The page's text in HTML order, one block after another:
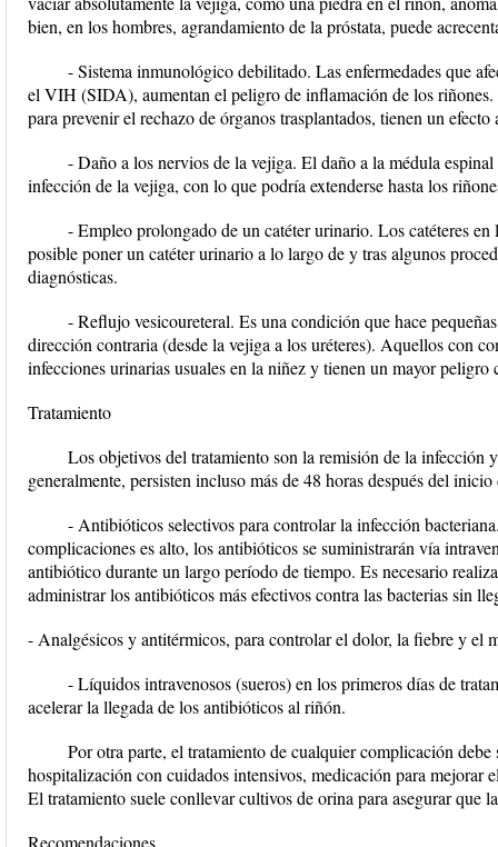
bien, en los hombres, agrandamiento de la próstata, puede
- Sistema inmunológico debilitado. Las enfermedades que
el VIH (SIDA), aumentan el peligro de inflamación de los riñones.
para prevenir el rechazo de órganos trasplantados, tienen un efecto
- Daño a los nervios de la vejiga. El daño a la médula
infección de la vejiga, con lo que podría extenderse hasta los
- Empleo prolongado de un catéter urinario. Los catéteres
posible poner un catéter urinario a lo largo de y tras algunos
diagnósticas.
- Reflujo vesicoureteral. Es una condición que hace
dirección contraria (desde la vejiga a los uréteres). Aquellos con
infecciones urinarias usuales en la niñez y tienen un mayor peligro
Tratamiento
Los objetivos del tratamiento son la remisión de la infección
generalmente, persisten incluso más de 48 horas después del
- Antibióticos selectivos para controlar la infección
complicaciones es alto, los antibióticos se suministrarán vía
antibiótico durante un largo período de tiempo. Es necesario
administrar los antibióticos más efectivos contra las bacterias sin
- Analgésicos y antitérmicos, para controlar el dolor, la fiebre y el
- Líquidos intravenosos (sueros) en los primeros días de
acelerar la llegada de los antibióticos al riñón.
Por otra parte, el tratamiento de cualquier complicación
hospitalización con cuidados intensivos, medicación para mejorar
El tratamiento suele conllevar cultivos de orina para asegurar que
Recomendaciones